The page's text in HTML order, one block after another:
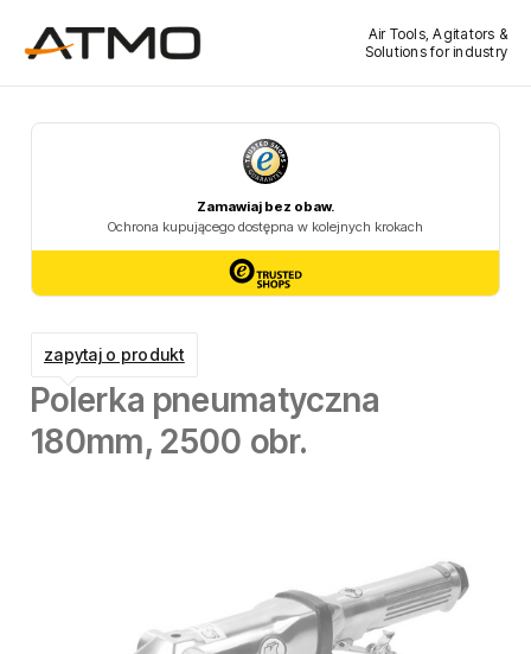
Air Tools, Agitators &
Solutions for industry
Polerka pneumatyczna
180mm, 2500 obr.
zapytaj o produkt